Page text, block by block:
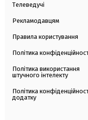
Телеведучі
Рекламодавцям
Правила користування
Політика
Політика використання
штучного інтелекту
Політика
додатку